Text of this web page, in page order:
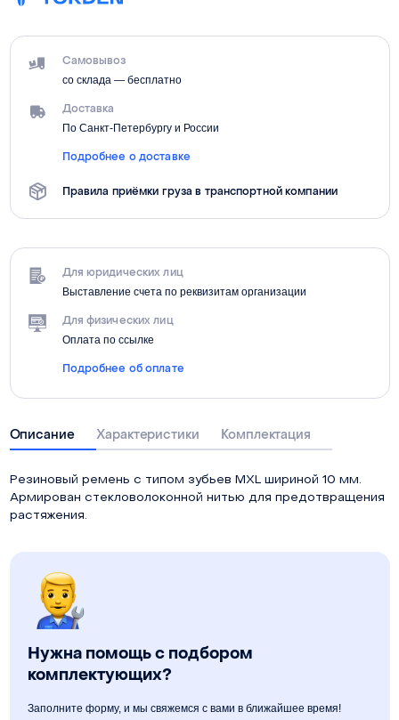
Самовывоз
со склада — бесплатно
Доставка
По Санкт-Петербургу и России
Подробнее о доставке
Правила приёмки груза в транспортной компании
Для юридических лиц
Выставление счета по реквизитам организации
Для физических лиц
Оплата по ссылке
Подробнее об оплате
Описание Характеристики Комплектация
Резиновый ремень с типом зубьев MXL шириной 10 мм.
Армирован стекловолоконной нитью для предотвращения
растяжения.
Нужна помощь с подбором
комплектующих?
Заполните форму, и мы свяжемся с вами в ближайшее время!